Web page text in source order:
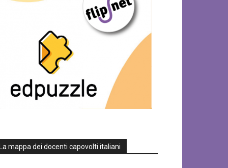
La mappa dei docenti capovolti italiani